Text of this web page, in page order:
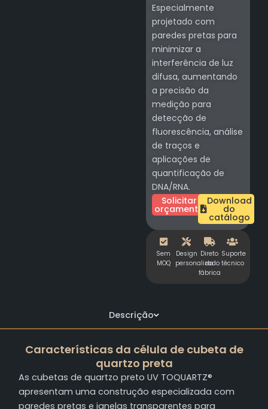
Especialmente
projetado com
paredes pretas para
minimizar a
interferência de luz
difusa, aumentando
a precisão da
medição para
detecção de
fluorescência, análise
de traços e
aplicações de
quantificação de
DNA/RNA.
Solicitar
orçamento
Download
do
catálogo
Sem
MOQ
Design
personalizado
Direto
da
fábrica
Suporte
técnico
Descrição
Características da célula de cubeta de
quartzo preta
As cubetas de quartzo preto UV TOQUARTZ®
apresentam uma construção especializada com
paredes pretas e janelas transparentes para